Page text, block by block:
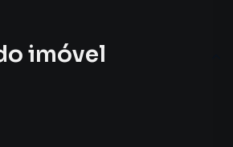
imóvel